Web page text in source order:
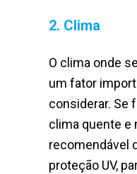
2. Clima
O clima onde
um fator
considerar. Se
clima quente e
recomendável
proteção UV,